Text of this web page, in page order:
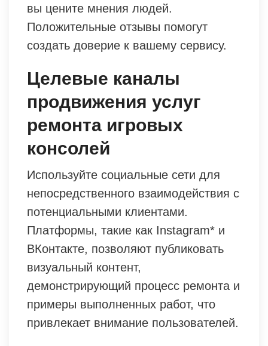
вы цените мнения людей.
Положительные отзывы помогут
создать доверие к вашему сервису.
Целевые каналы
продвижения услуг
ремонта игровых
консолей
Используйте социальные сети для
непосредственного взаимодействия с
потенциальными клиентами.
Платформы, такие как Instagram* и
ВКонтакте, позволяют публиковать
визуальный контент,
демонстрирующий процесс ремонта и
примеры выполненных работ, что
привлекает внимание пользователей.